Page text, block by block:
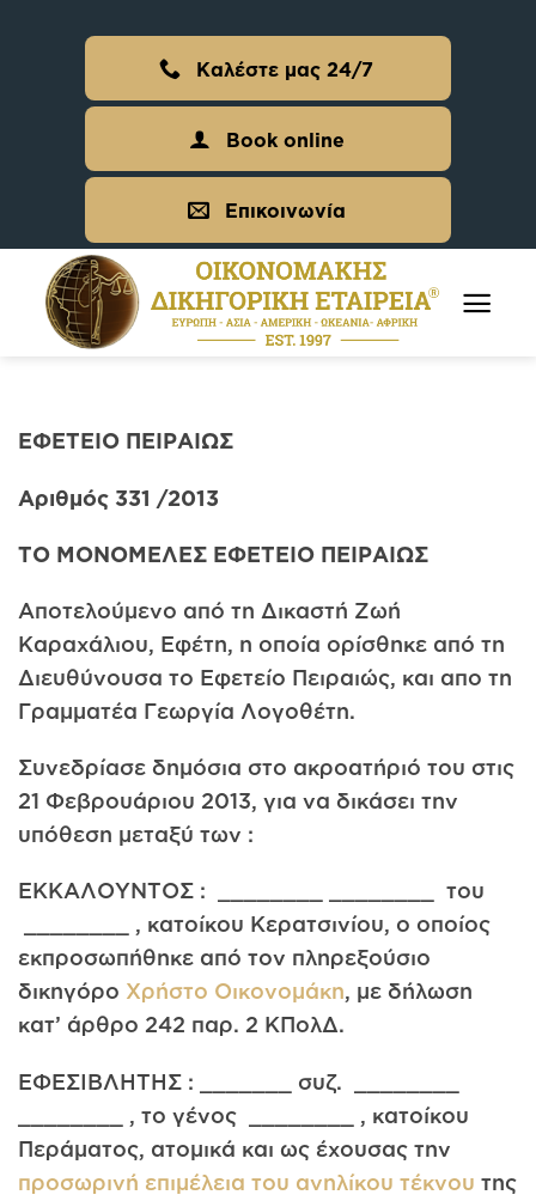
Καλέστε μας 24/7
Book online
Επικοινωνία
ΕΦΕΤΕΙΟ ΠΕΙΡΑΙΩΣ
Αριθμός 331 /2013
ΤΟ ΜΟΝΟΜΕΛΕΣ ΕΦΕΤΕΙΟ ΠΕΙΡΑΙΩΣ
Αποτελούμενο από τη Δικαστή Ζωή
Καραχάλιου, Εφέτη, η οποία ορίσθηκε από τη
Διευθύνουσα το Εφετείο Πειραιώς, και απο τη
Γραμματέα Γεωργία Λογοθέτη.
Συνεδρίασε δημόσια στο ακροατήριό του στις
21 Φεβρουάριου 2013, για να δικάσει την
υπόθεση μεταξύ των :
ΕΚΚΑΛΟΥΝΤΟΣ : ________ ________ του
________ , κατοίκου Κερατσινίου, ο οποίος
εκπροσωπήθηκε από τον πληρεξούσιο
δικηγόρο Χρήστο Οικονομάκη, με δήλωση
κατ’ άρθρο 242 παρ. 2 ΚΠολΔ.
ΕΦΕΣΙΒΛΗΤΗΣ : _______ συζ. ________
________ , το γένος ________ , κατοίκου
Περάματος, ατομικά και ως έχουσας την
προσωρινή επιμέλεια του ανηλίκου τέκνου της